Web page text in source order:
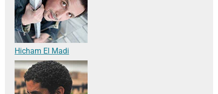
Hicham El Madi